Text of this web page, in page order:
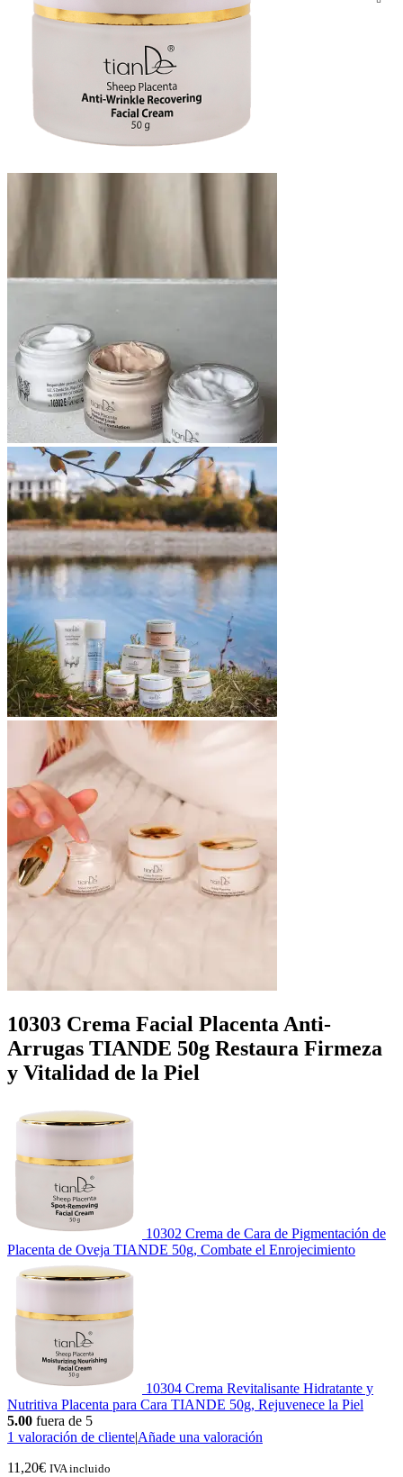
10303 Crema Facial Placenta Anti-
Arrugas TIANDE 50g Restaura Firmeza
y Vitalidad de la Piel
10302 Crema de Cara de Pigmentación de
Placenta de Oveja TIANDE 50g, Combate el Enrojecimiento
10304 Crema Revitalisante Hidratante y
Nutritiva Placenta para Cara TIANDE 50g, Rejuvenece la Piel
5.00 fuera de 5
1 valoración de cliente|Añade una valoración
11,20€ IVA incluido